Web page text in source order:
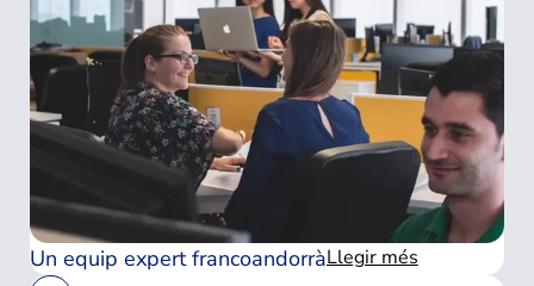
Un equip expert francoandorràLlegir més